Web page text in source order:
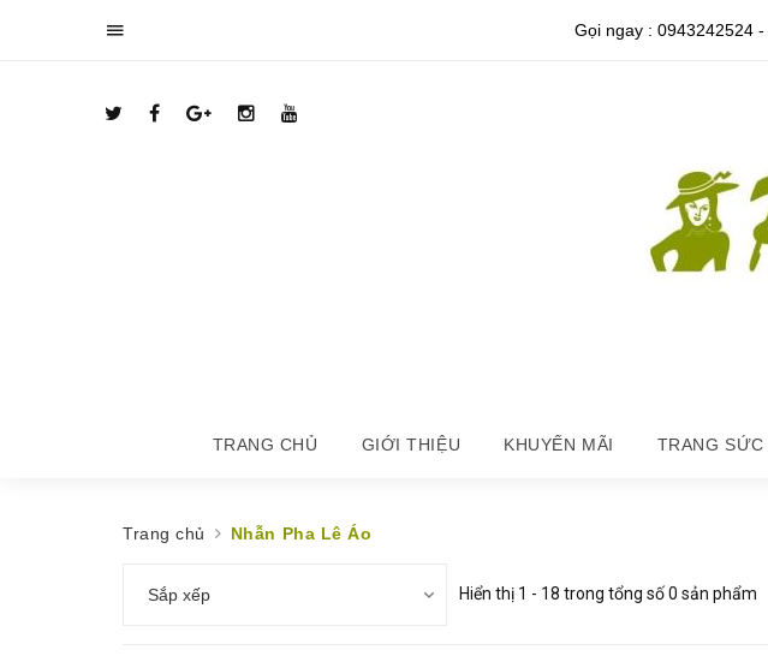
Gọi ngay : 0943242524 -
TRANG CHỦ GIỚI THIỆU KHUYẾN MÃI TRANG SỨC
Trang chủ Nhẫn Pha Lê Áo
Sắp xếp Hiển thị 1 - 18 trong tổng số 0 sản phẩm